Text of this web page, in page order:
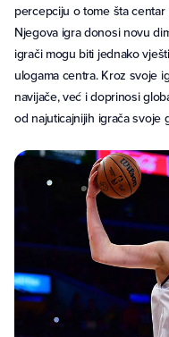
percepciju o tome šta
Njegova igra donosi novu
igrači mogu biti jednako
ulogama centra. Kroz svoje
navijače, već i doprinosi
od najuticajnijih igrača svoje